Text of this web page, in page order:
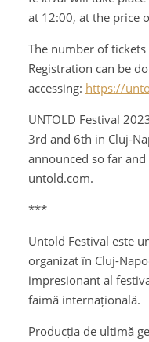
at 12:00, at the price
The number of
Registration can be
accessing: https://
UNTOLD Festival
3rd and 6th in Cluj-
announced so far
untold.com.
***
Untold Festival este
organizat în Cluj-
impresionant al
faimă internațională.
Producția de ultimă